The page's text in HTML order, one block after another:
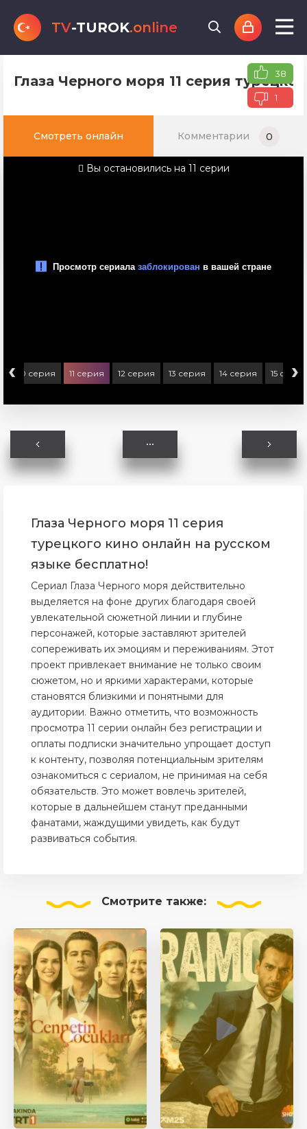
TV-TUROK.online
Глаза Черного моря 11 серия 38
1
Смотреть онлайн Комментарии 0
Вы остановились на 11 серии
‹ 10 серия 11 серия 12 серия 13 серия 14 серия 15 серия
›
Глаза Черного моря 11 серия
турецкого кино онлайн на русском
языке бесплатно!
Сериал Глаза Черного моря действительно
выделяется на фоне других благодаря своей
увлекательной сюжетной линии и глубине
персонажей, которые заставляют зрителей
сопереживать их эмоциям и переживаниям. Этот
проект привлекает внимание не только своим
сюжетом, но и яркими характерами, которые
становятся близкими и понятными для
аудитории. Важно отметить, что возможность
просмотра 11 серии онлайн без регистрации и
оплаты подписки значительно упрощает доступ
к контенту, позволяя потенциальным зрителям
ознакомиться с сериалом, не принимая на себя
обязательств. Это может вовлечь зрителей,
которые в дальнейшем станут преданными
фанатами, жаждущими увидеть, как будут
развиваться события.
Смотрите также: